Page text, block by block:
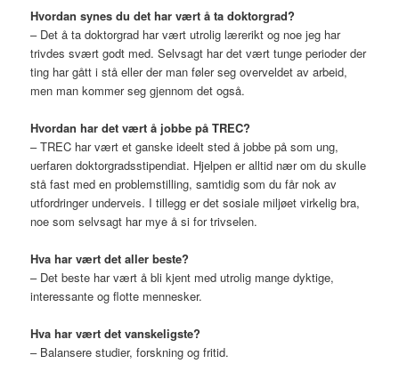
Hvordan synes du det har vært å ta doktorgrad?
– Det å ta doktorgrad har vært utrolig lærerikt og noe jeg har
trivdes svært godt med. Selvsagt har det vært tunge perioder der
ting har gått i stå eller der man føler seg overveldet av arbeid,
men man kommer seg gjennom det også.
Hvordan har det vært å jobbe på TREC?
– TREC har vært et ganske ideelt sted å jobbe på som ung,
uerfaren doktorgradsstipendiat. Hjelpen er alltid nær om du skulle
stå fast med en problemstilling, samtidig som du får nok av
utfordringer underveis. I tillegg er det sosiale miljøet virkelig bra,
noe som selvsagt har mye å si for trivselen.
Hva har vært det aller beste?
– Det beste har vært å bli kjent med utrolig mange dyktige,
interessante og flotte mennesker.
Hva har vært det vanskeligste?
– Balansere studier, forskning og fritid.